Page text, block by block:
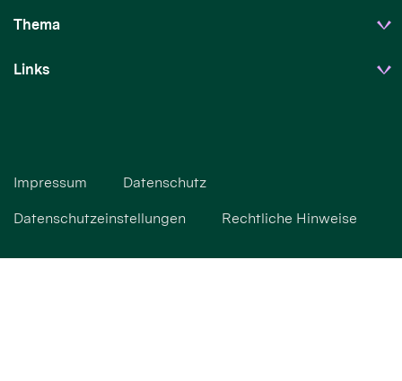
Thema
Links
Impressum Datenschutz
Datenschutzeinstellungen Rechtliche Hinweise